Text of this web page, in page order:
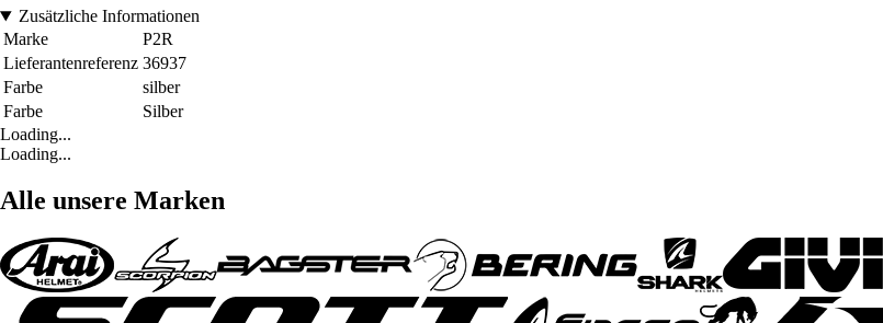
Zusätzliche Informationen
Marke
P2R
Lieferantenreferenz 36937
Farbe
silber
Farbe
Silber
Loading...
Loading...
Alle unsere Marken